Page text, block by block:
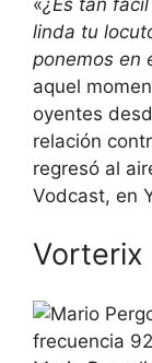
linda tu
ponemos en
aquel
oyentes
relación
regresó al
Vodcast, en
Vorterix